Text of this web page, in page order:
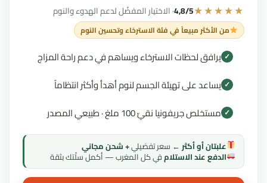
★★★★★
4,8/5· الاختيار المفضّل لدعم الهدوء والنوم
من الأكثر مبيعاً في فئة الاسترخاء وتحسين النوم
✓ يرافق لحظات الاسترخاء ويساهم في دعم راحة المزاج
✓ يساعد على تهيئة الجسم لنوم أهدأ وأكثر انتظاماً
✓ مستخلص جريفونيا نقيّ 100 ملغ · طبيعي المصدر
علبتان أو أكثر← سعر تفضيلي+ شحن مجاني
الدفع عند الاستلامفي كل المغرب — أكمل سلّتك بثقة